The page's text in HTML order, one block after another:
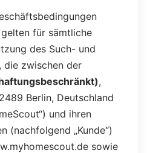
gelten für sämtliche
des Such- und
die zwischen der
,
Berlin, Deutschland
und ihren
(nachfolgend „Kunde“)
sowie